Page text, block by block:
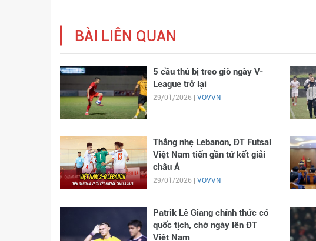
BÀI LIÊN QUAN
5 cầu thủ bị treo giò ngày V-
League trở lại
29/01/2026 | VOVVN
Thắng nhẹ Lebanon, ĐT Futsal
Việt Nam tiến gần tứ kết giải
châu Á
29/01/2026 | VOVVN
Patrik Lê Giang chính thức có
quốc tịch, chờ ngày lên ĐT
Việt Nam